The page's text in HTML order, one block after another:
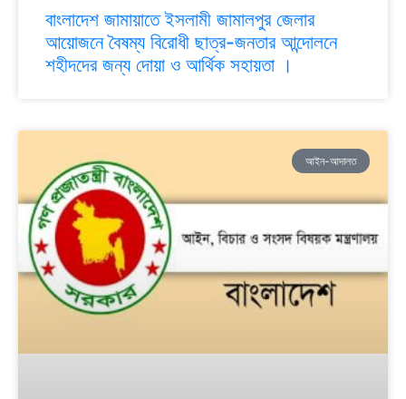
বাংলাদেশ জামায়াতে ইসলামী জামালপুর জেলার
আয়োজনে বৈষম্য বিরোধী ছাত্র-জনতার আন্দোলনে
শহীদদের জন্য দোয়া ও আর্থিক সহায়তা ।
আইন-আদালত